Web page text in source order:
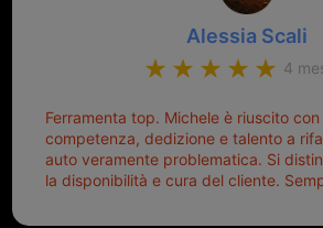
Alessia Scali
4
Ferramenta top. Michele è riuscito
competenza, dedizione e talento a
auto veramente problematica. Si
la disponibilità e cura del cliente.